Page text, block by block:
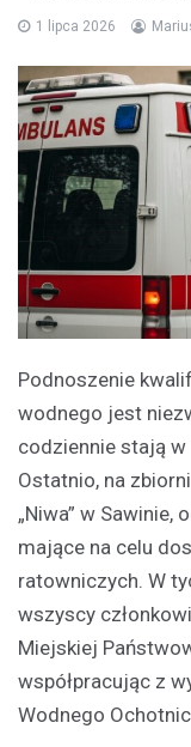
1 lipca 2026
Podnoszenie
wodnego jest
codziennie stają
Ostatnio, na
„Niwa” w Sawinie,
mające na celu
ratowniczych. W
wszyscy
Miejskiej
współpracując z
Wodnego